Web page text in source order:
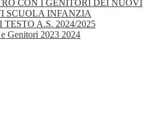
CON I GENITORI DEI NUOVI
SCUOLA INFANZIA
A.S. 2024/2025
Genitori 2023 2024